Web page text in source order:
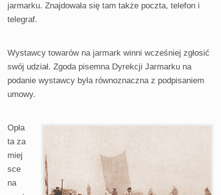
jarmarku. Znajdowała się tam także poczta, telefon i
telegraf.
Wystawcy towarów na jarmark winni wcześniej zgłosić
swój udział. Zgoda pisemna Dyrekcji Jarmarku na
podanie wystawcy była równoznaczna z podpisaniem
umowy.
Opła
ta za
miej
sce
na